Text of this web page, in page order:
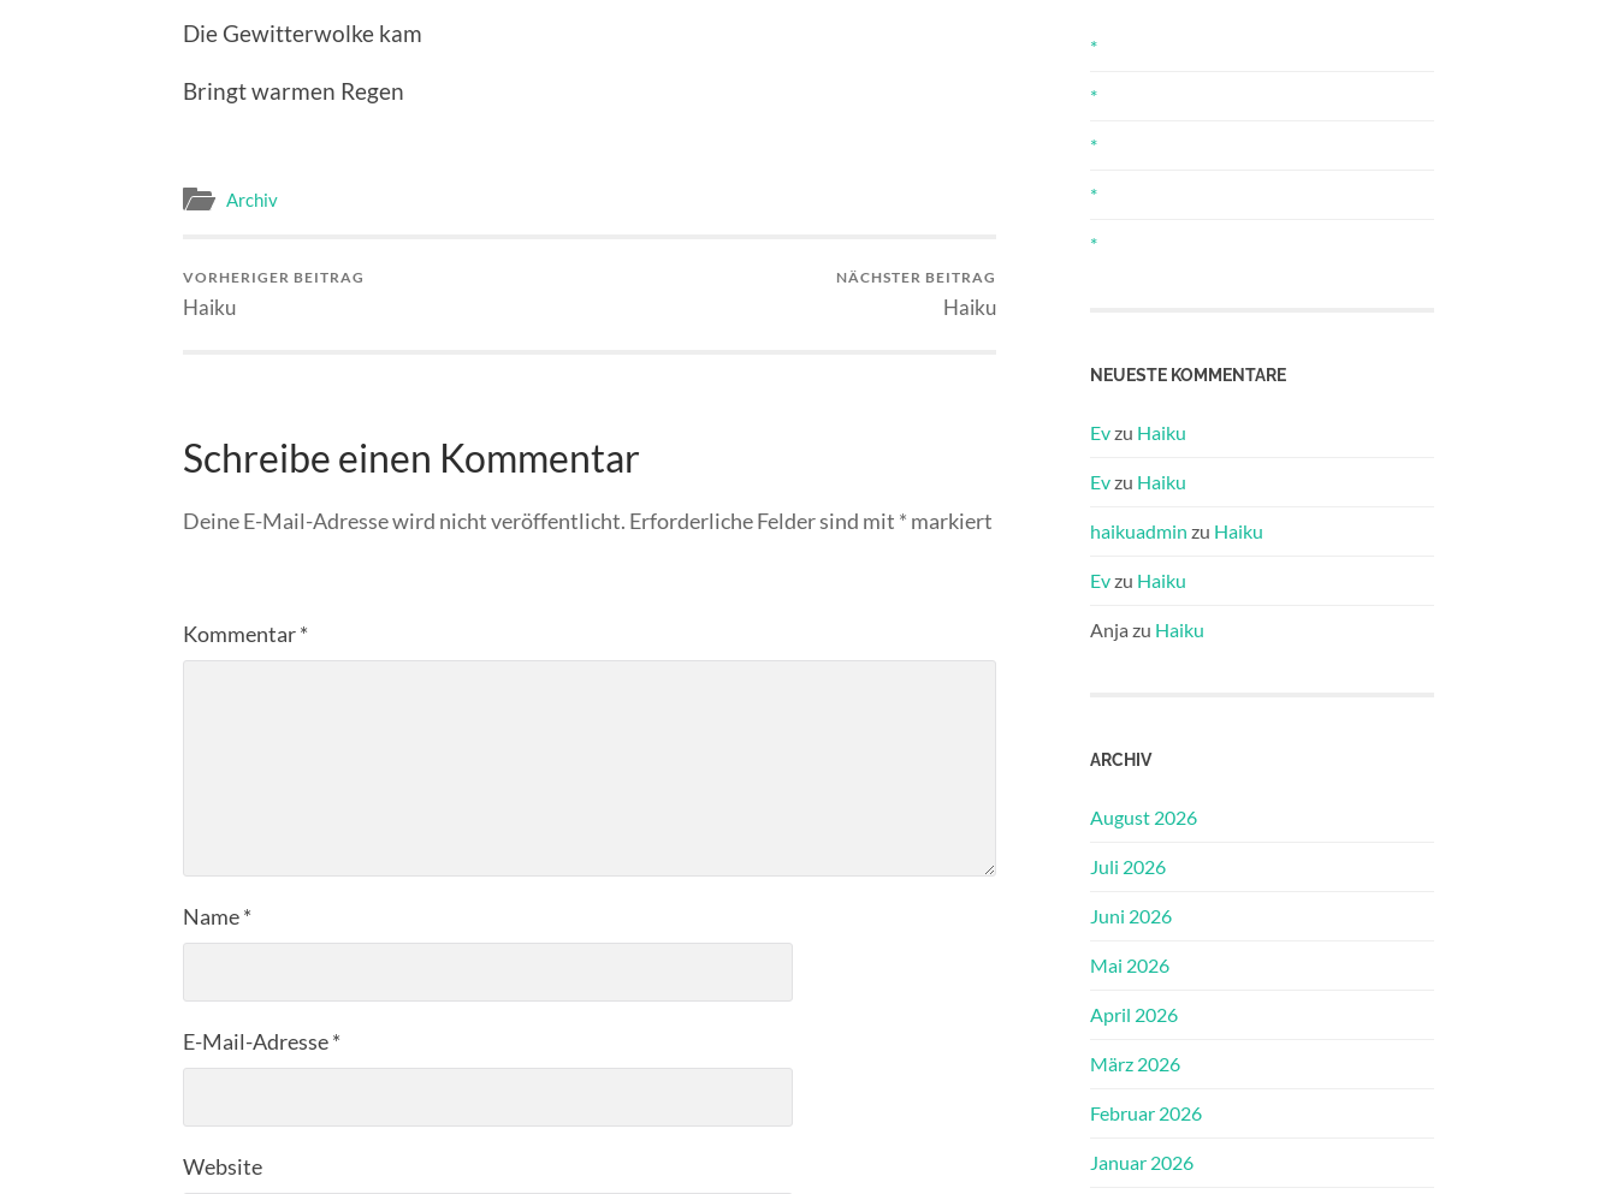
Die Gewitterwolke kam
Bringt warmen Regen
Archiv
VORHERIGER BEITRAG
Haiku
NÄCHSTER BEITRAG
Haiku
Schreibe einen Kommentar
Deine E-Mail-Adresse wird nicht veröffentlicht. Erforderliche Felder sind mit * markiert
Kommentar*
Name*
E-Mail-Adresse*
Website
*
*
*
*
*
NEUESTE KOMMENTARE
Evzu Haiku
Evzu Haiku
haikuadmin zu Haiku
Evzu Haiku
Anja zu Haiku
ARCHIV
August 2026
Juli 2026
Juni 2026
Mai 2026
April 2026
März 2026
Februar 2026
Januar 2026